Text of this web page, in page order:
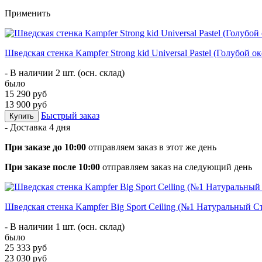
Применить
Шведская стенка Kampfer Strong kid Universal Pastel (Голубой
- В наличии 2 шт. (осн. склад)
было
15 290 руб
13 900 руб
Купить
Быстрый заказ
- Доставка 4 дня
При заказе до 10:00 отправляем заказ в этот же день
При заказе после 10:00 отправляем заказ на следующий день
Шведская стенка Kampfer Big Sport Ceiling (№1 Натуральный
- В наличии 1 шт. (осн. склад)
было
25 333 руб
23 030 руб